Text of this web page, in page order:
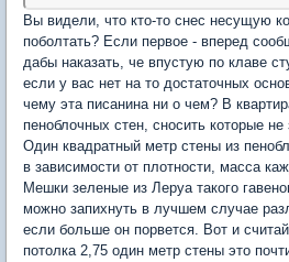
Вы видели, что кто-то снес несущую
поболтать? Если первое - вперед
дабы наказать, че впустую по клаве
если у вас нет на то достаточных
чему эта писанина ни о чем? В
пеноблочных стен, сносить которые
Один квадратный метр стены из
в зависимости от плотности, масса
Мешки зеленые из Леруа такого
можно запихнуть в лучшем случае
если больше он порвется. Вот и
потолка 2,75 один метр стены это